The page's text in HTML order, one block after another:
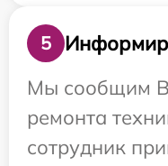
5
Мы сообщим
ремонта
сотрудник